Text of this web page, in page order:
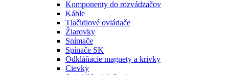
Komponenty do rozvádzačov
Káble
Tlačidlové ovládače
Žiarovky
Snímače
Spínače SK
Odkláňacie magnety a krivky
Cievky